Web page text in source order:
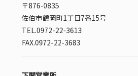
〒876-0835
佐伯市鶴岡町1丁目7番15号
TEL.0972-22-3613
FAX.0972-22-3683